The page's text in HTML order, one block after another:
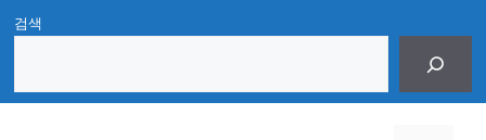
Skip
content
검색